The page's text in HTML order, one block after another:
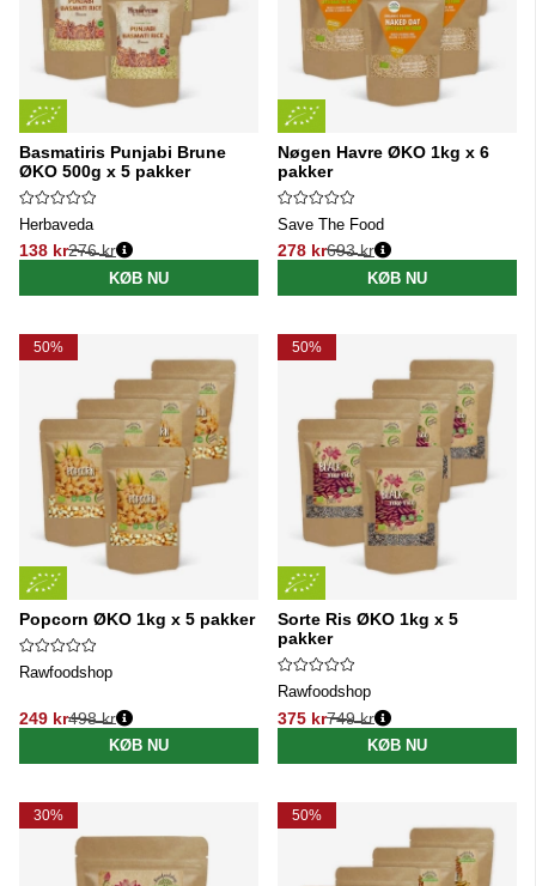
Basmatiris Punjabi Brune
ØKO 500g x 5 pakker
Herbaveda
138 kr
Normalpris:
276 kr
KØB NU
Nøgen Havre ØKO 1kg x 6
pakker
Save The Food
278 kr
Normalpris:
693 kr
KØB NU
50%
Popcorn ØKO 1kg x 5 pakker
Rawfoodshop
249 kr
Normalpris:
498 kr
KØB NU
50%
Sorte Ris ØKO 1kg x 5
pakker
Rawfoodshop
375 kr
Normalpris:
749 kr
KØB NU
30% 50%